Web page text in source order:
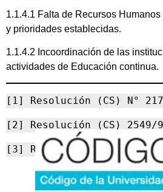
1.1.4.1 Falta de Recursos
y prioridades establecidas.
1.1.4.2 Incoordinación de las
actividades de Educación continua.
[1] Resolución (CS) N°
[2] Resolución (CS) 2549/
[3] Resolución (CS) 2549/